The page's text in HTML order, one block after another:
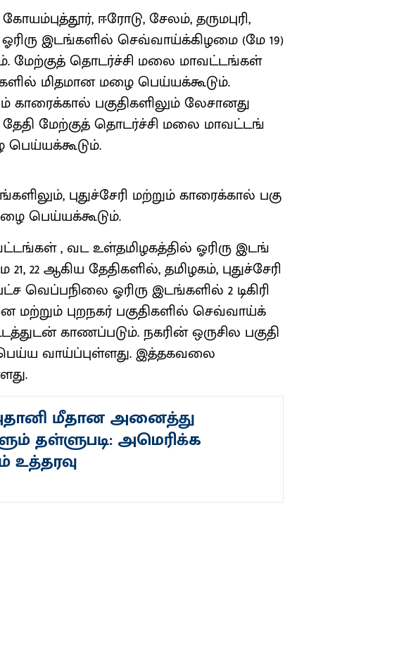
ஈரோடு, சேலம், தரு​மபுரி,
இடங்​களில் செவ்​வாய்க்​கிழமை (மே 19)
மேற்​குத் தொடர்ச்சி மலை மாவட்​டங்​கள்
மித​மான மழை பெய்​யக்​கூடும்.
காரைக்​கால் பகு​தி​களி​லும் லேசானது
தேதி மேற்​குத் தொடர்ச்சி மலை மாவட்​டங்​
புதுச்​சேரி மற்​றும் காரைக்​கால் பகு​
பெய்​யக்​கூடும்.
, வட உள்தமிழகத்​தில் ஓரிரு இடங்​
22 ஆகிய தேதி​களில், தமிழகம், புதுச்​சேரி
வெப்​பநிலை ஓரிரு இடங்​களில் 2 டிகிரி
புறநகர் பகு​தி​களில் செவ்​வாய்க்​
காணப்​படும். நகரின் ஒருசில பகு​தி​
வாய்ப்​புள்​ளது. இத்தகவலை
மீதான அனைத்து
தள்ளுபடி: அமெரிக்க
உத்தரவு